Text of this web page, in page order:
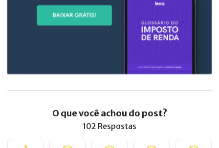
O que você achou do post?
102 Respostas